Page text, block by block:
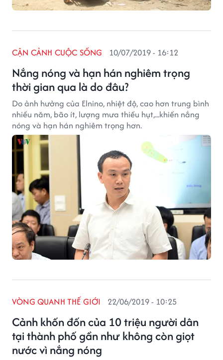
Nắng nóng và hạn hán nghiêm trọng
thời gian qua là do đâu?
CẬN CẢNH CUỘC SỐNG 10/07/2019 - 16:12
Do ảnh hưởng của Elnino, nhiệt độ, cao hơn trung bình
nhiều năm, bão ít, lượng mưa thiếu hụt,...khiến nắng
nóng và hạn hán nghiêm trọng hơn.
Cảnh khốn đốn của 10 triệu người dân
tại thành phố gần như không còn giọt
nước vì nắng nóng
VÒNG QUANH THẾ GIỚI 22/06/2019 - 10:25